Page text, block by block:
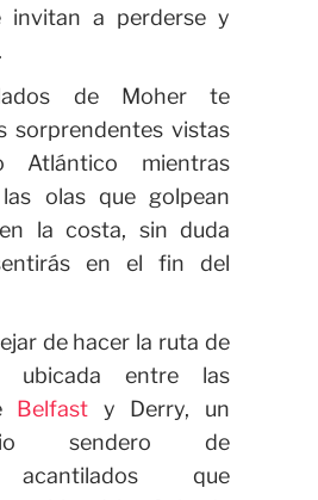
invitan a perderse y
de Moher te
sorprendentes vistas
Atlántico mientras
olas que golpean
la costa, sin duda
en el fin del
de hacer la ruta de
ubicada entre las
Belfast y Derry, un
sendero de
acantilados que